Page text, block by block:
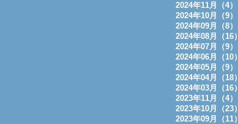
2024年11月（4）
2024年10月（9）
2024年09月（8）
2024年08月（16）
2024年07月（9）
2024年06月（10）
2024年05月（9）
2024年04月（18）
2024年03月（16）
2023年11月（4）
2023年10月（23）
2023年09月（11）